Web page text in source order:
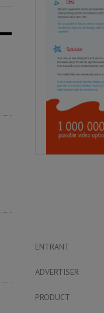
ENTRANT
ADVERTISER
PRODUCT